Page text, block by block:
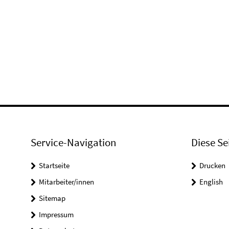
Service-Navigation
Startseite
Mitarbeiter/innen
Sitemap
Impressum
Diese
Drucken
English